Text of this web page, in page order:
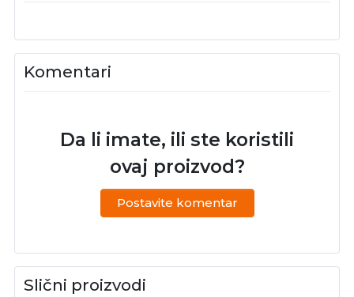
Komentari
Da li imate, ili ste koristili
ovaj proizvod?
Postavite komentar
Slični proizvodi